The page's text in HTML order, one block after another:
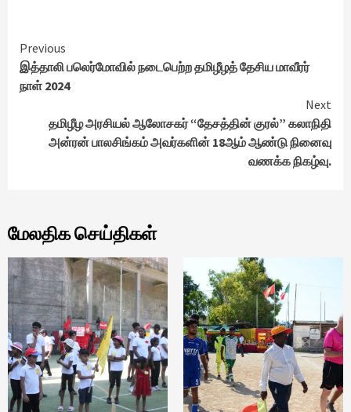
Continue
Reading
Previous
இத்தாலி பலெர்மோவில் நடைபெற்ற தமிழீழத் தேசிய மாவீரர்
நாள் 2024
Next
தமிழீழ அரசியல் ஆலோசகர் “தேசத்தின் குரல்” கலாநிதி
அன்ரன் பாலசிங்கம் அவர்களின் 18ஆம் ஆண்டு நினைவு
வணக்க நிகழ்வு.
மேலதிக செய்திகள்